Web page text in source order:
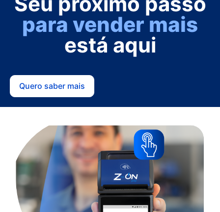
para vender mais
está aqui
Quero saber mais